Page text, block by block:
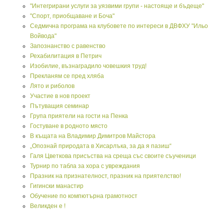
"Интегрирани услуги за уязвими групи - настояще и бъдеще"
"Спорт, приобщаване и Боча"
Седмична програма на клубовете по интереси в ДВФХУ "Ильо
Войвода"
Запознанство с равенство
Рехабилитация в Петрич
Изобилие, възнаградило човешкия труд!
Прекланям се пред хляба
Лято и риболов
Участие в нов проект
Пътуващия семинар
Група приятели на гости на Пенка
Гостуване в родното място
В къщата на Владимир Димитров Майстора
„Опознай природата в Хисарлъка, за да я пазиш“
Галя Цветкова присъства на среща със своите съученици
Турнир по табла за хора с увреждания
Празник на признателност, празник на приятелство!
Гигински манастир
Обучение по компютърна грамотност
Великден е !